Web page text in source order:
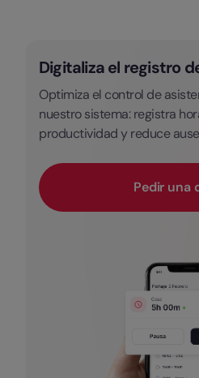
Digitaliza el registro
Optimiza el control de
nuestro sistema: registra
productividad y reduce
Pedir una